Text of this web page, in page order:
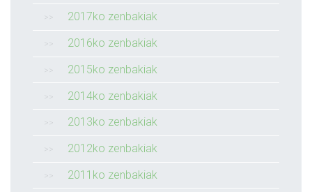
2017ko zenbakiak
2016ko zenbakiak
2015ko zenbakiak
2014ko zenbakiak
2013ko zenbakiak
2012ko zenbakiak
2011ko zenbakiak